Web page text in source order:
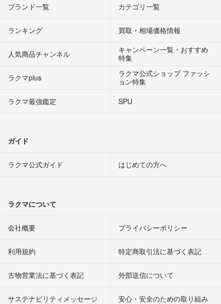
ブランド一覧 カテゴリ一覧
ランキング 買取・相場価格情報
人気商品チャンネル
キャンペーン一覧・おすすめ
特集
ラクマplus
ラクマ公式ショップ ファッシ
ョン特集
ラクマ最強鑑定
SPU
ガイド
ラクマ公式ガイド はじめての方へ
ラクマについて
会社概要 プライバシーポリシー
利用規約 特定商取引法に基づく表記
古物営業法に基づく表記 外部送信について
サステナビリティメッセージ 安心・安全のための取り組み